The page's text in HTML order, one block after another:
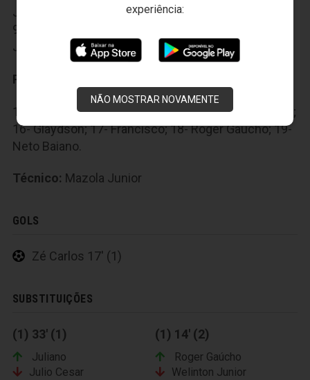
experiência:
NÃO MOSTRAR NOVAMENTE
Jussani; 5- Geandro; 6- Diego; 7- Luidy; 8- Somalia;
9- Zé Carlos; 10- Gerson Magrão; 11- Welinton
Junior.
Reservas:
12- Juliano; 13- Gabriel; 14- Adalberto; 15- Jonathan;
16- Glaydson; 17- Francisco; 18- Roger Gaúcho; 19-
Neto Baiano.
Técnico: Mazola Junior
GOLS
Zé Carlos 17' (1)
SUBSTITUIÇÕES
(1) 33' (1)
Juliano
Julio Cesar
(1) 14' (2)
Roger Gaúcho
Welinton Junior